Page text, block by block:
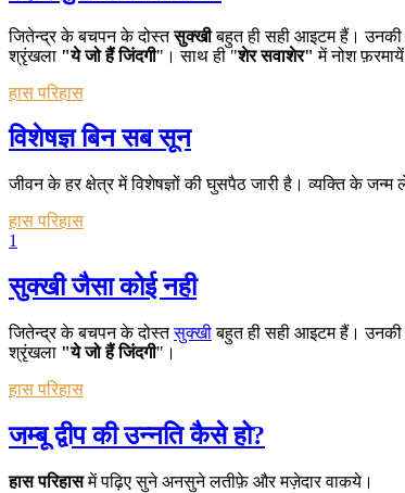
जितेन्द्र के बचपन के दोस्तसुक्खीबहुत ही सही आइटम हैं। उनकी
श्रृंखला "ये जो हैं जिंदगी"। साथ ही "शेर सवाशेर" में नोश
हास परिहास
विशेषज्ञ बिन सब सून
जीवन के हर क्षेत्र में विशेषज्ञों की घुसपैठ जारी है। व्यक्ति के
हास परिहास
1
सुक्खी जैसा कोई नही
जितेन्द्र के बचपन के दोस्तसुक्खीबहुत ही सही आइटम हैं। उनकी
श्रृंखला "ये जो हैं जिंदगी"।
हास परिहास
जम्बू द्वीप की उन्नति कैसे हो?
हास परिहासमें पढ़िए सुने अनसुने लतीफ़े और मज़ेदार वाकये।